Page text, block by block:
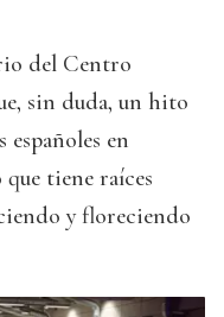
del Centro
sin duda, un hito
en
tiene raíces
y floreciendo